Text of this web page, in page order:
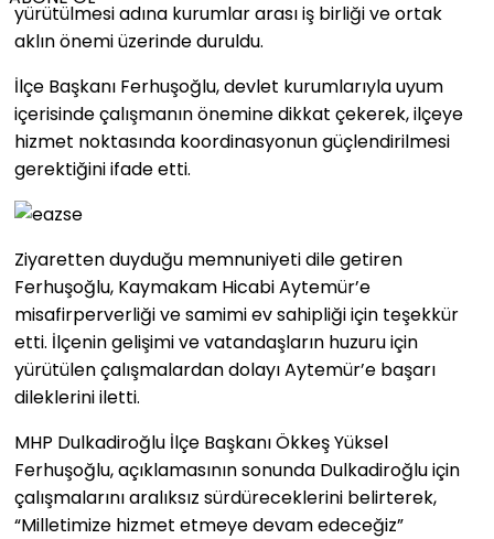
yürütülmesi adına kurumlar arası iş birliği ve ortak
aklın önemi üzerinde duruldu.
İlçe Başkanı Ferhuşoğlu, devlet kurumlarıyla uyum
içerisinde çalışmanın önemine dikkat çekerek, ilçeye
hizmet noktasında koordinasyonun güçlendirilmesi
gerektiğini ifade etti.
Ziyaretten duyduğu memnuniyeti dile getiren
Ferhuşoğlu, Kaymakam Hicabi Aytemür’e
misafirperverliği ve samimi ev sahipliği için teşekkür
etti. İlçenin gelişimi ve vatandaşların huzuru için
yürütülen çalışmalardan dolayı Aytemür’e başarı
dileklerini iletti.
MHP Dulkadiroğlu İlçe Başkanı Ökkeş Yüksel
Ferhuşoğlu, açıklamasının sonunda Dulkadiroğlu için
çalışmalarını aralıksız sürdüreceklerini belirterek,
“Milletimize hizmet etmeye devam edeceğiz”